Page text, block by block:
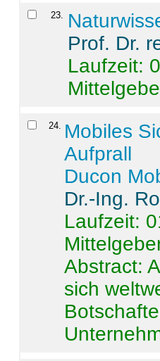
23.
Prof. Dr.
Laufzeit:
24. Mobiles
Aufprall
Ducon
Dr.-Ing.
Laufzeit:
Abstract:
sich